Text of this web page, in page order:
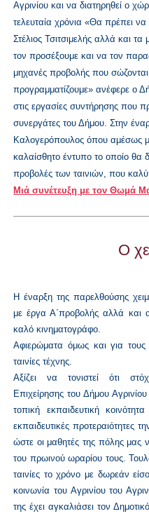
Αγρινίου και να διατηρηθεί ο
τελευταία χρόνια «Θα πρέπει
Στέλιος Τσιτσιμελής αλλά και
τον προσέξουμε και να τον
μηχανές προβολής που
προγραμματίζουμε» ανέφερε ο
στις εργασίες συντήρησης που
συνεργάτες του Δήμου. Στην
Καλογερόπουλος όπου αμέσως
καλαίσθητο έντυπο το οποίο θα
προβολές των ταινιών, που
Μιά συνέτευξη με τονΘωμά
Ο
Η έναρξη της παρελθούσης
με έργα Α΄προβολής αλλά και
καλό κινηματογράφο.
Αφιερώματα όμως και για τους
ταινίες τέχνης.
Αξίζει να τονιστεί ότι
Επιχείρησης του Δήμου
τοπική εκπαιδευτική
εκπαιδευτικές προτεραιότητες
ώστε οι μαθητές της πόλης μας
του πρωινού ωραρίου τους.
ταινίες το χρόνο με δωρεάν
κοινωνία του Αγρινίου του
της έχει αγκαλιάσει τον